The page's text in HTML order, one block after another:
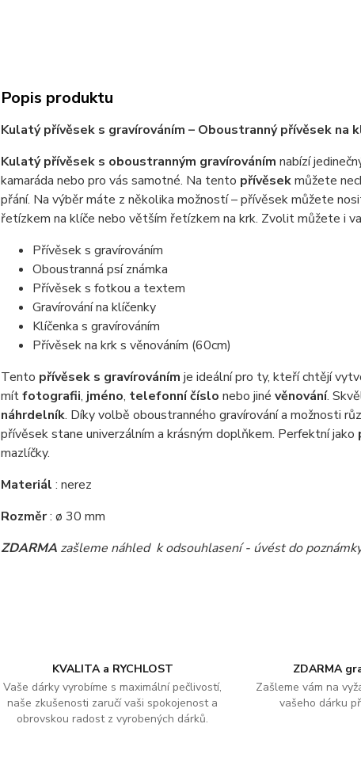
KVALITA a RYCHLOST
Vaše dárky vyrobíme s maximální pečlivostí,
naše zkušenosti zaručí vaši spokojenost a
obrovskou radost z vyrobených dárků.
ZDARMA
Zašleme vám na
vašeho dárku
Popis produktu
Kulatý přívěsek s gravírováním – Oboustranný přívěsek
Kulatý přívěsek s oboustranným gravírováním nabízí
kamaráda nebo pro vás samotné. Na tento přívěsekmůžete
přání. Na výběr máte z několika možností – přívěsek můžete
řetízkem na klíče nebo větším řetízkem na krk. Zvolit můžete i
Přívěsek s gravírováním
Oboustranná psí známka
Přívěsek s fotkou a textem
Gravírování na klíčenky
Klíčenka s gravírováním
Přívěsek na krk s věnováním (60cm)
Tento přívěsek s gravírováním je ideální pro ty, kteří chtějí
mítfotografii, jméno, telefonní číslo nebo jiné věnování.
náhrdelník. Díky volbě oboustranného gravírování a možnosti
přívěsek stane univerzálním a krásným doplňkem. Perfektní jako
mazlíčky.
Materiál : nerez
Rozměr: ø 30 mm
ZDARMA zašleme náhled k odsouhlasení - úvést do